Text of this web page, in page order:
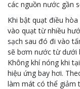
các nguồn nước gần
Khi bật quạt điều
vào quạt từ nhiều
sạch sau đó đi vào
sẽ bơm nước từ dưới
Không khí nóng khi
hiệu ứng bay hơi.
làm mát có thể giảm